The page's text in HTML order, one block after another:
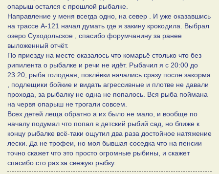
опарыш остался с прошлой рыбалке.
Направление у меня всегда одно, на север . И уже оказавшись
на трассе А-121 начал думать где я закину крокодила. Выбрал
озеро Суходольское , спасибо форумчанину за ранее
выложенный отчёт.
По приезду на месте оказалось что комарьё столько что без
рипилента о рыбалке и речи не идёт. Рыбачил я с 20:00 до
23:20, рыба голодная, поклёвки начались сразу после закорма
, подлещики бойкие и видать агрессивные и плотве не давали
прохода, за рыбалку не одна не попалось. Вся рыба поймана
на червя опарыш не трогали совсем.
Всех детей леща обратно а их было не мало, и вообще по
началу подумал что попал в детский рыбий сад, но ближе к
концу рыбалке всё-таки ощутил два раза достойное натяжение
лески. Да не трофеи, но моя бывшая соседка что на пенсии
точно скажет что это просто огромные рыбины, и скажет
спасибо сто раз за свежую рыбку.